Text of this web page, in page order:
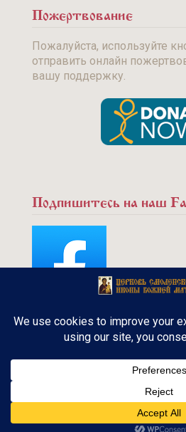
Пожертвование
Пожалуйста, используйте
отправить онлайн
вашу поддержку.
Подпишитесь на наш
Copyright © 2015 -
защищены.